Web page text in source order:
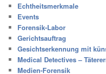
Echtheitsmerkmale
Events
Forensik-Labor
Gerichtsauftrag
Gesichtserkennung mit
Medical Detectives –
Medien-Forensik